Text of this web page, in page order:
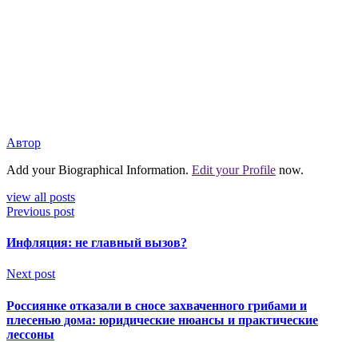
Автор
Add your Biographical Information. Edit your Profile now.
view all posts
Previous post
Инфляция: не главный вызов?
Next post
Россиянке отказали в сносе захваченного грибами и
плесенью дома: юридические нюансы и практические
лессоны